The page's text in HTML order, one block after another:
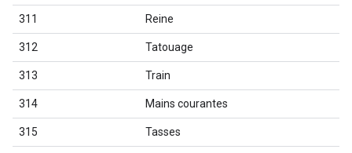
311 Reine
312 Tatouage
313 Train
314 Mains courantes
315 Tasses